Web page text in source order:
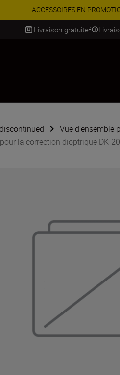
ACCESSOIRES EN
Livraison gratuite
discontinued
Vue d’ensemble
la correction dioptrique DK-